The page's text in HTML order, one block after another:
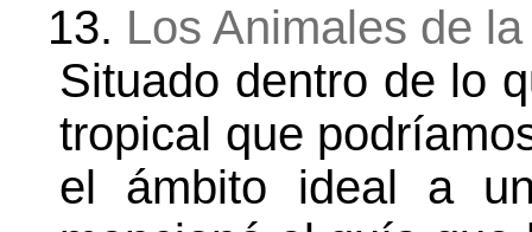
13. Los Animales de
Situado dentro de lo
tropical que
el ámbito ideal a